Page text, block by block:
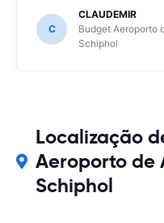
C
CLAUDEMIR
Budget Aeroporto
Schiphol
Localização
Aeroporto de
Schiphol